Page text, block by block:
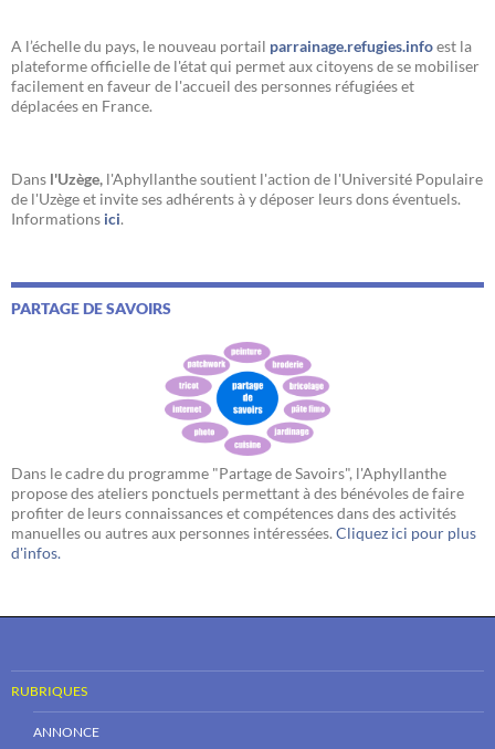
A l’échelle du pays, le nouveau portail parrainage.refugies.infoest la
plateforme officielle de l'état qui permet aux citoyens de se mobiliser
facilement en faveur de l'accueil des personnes réfugiées et
déplacées en France.
Dans l'Uzège, l'Aphyllanthe soutient l'action de l'Université Populaire
de l'Uzège et invite ses adhérents à y déposer leurs dons éventuels.
Informations ici.
PARTAGE DE SAVOIRS
Dans le cadre du programme "Partage de Savoirs", l'Aphyllanthe
propose des ateliers ponctuels permettant à des bénévoles de faire
profiter de leurs connaissances et compétences dans des activités
manuelles ou autres aux personnes intéressées. Cliquez ici pour plus
d'infos.
RUBRIQUES
ANNONCE